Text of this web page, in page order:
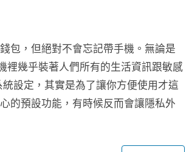
包，但絕對不會忘記帶手機。無論是
裡幾乎裝著人們所有的生活資訊跟敏感
設定，其實是為了讓你方便使用才這
的預設功能，有時候反而會讓隱私外